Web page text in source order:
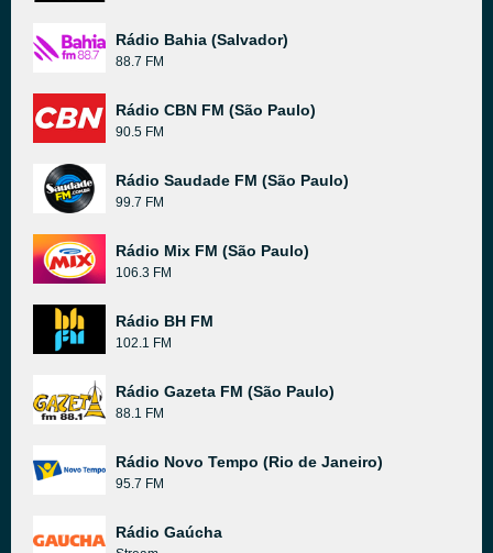
Rádio Bahia (Salvador)
88.7 FM
Rádio CBN FM (São Paulo)
90.5 FM
Rádio Saudade FM (São Paulo)
99.7 FM
Rádio Mix FM (São Paulo)
106.3 FM
Rádio BH FM
102.1 FM
Rádio Gazeta FM (São Paulo)
88.1 FM
Rádio Novo Tempo (Rio de Janeiro)
95.7 FM
Rádio Gaúcha